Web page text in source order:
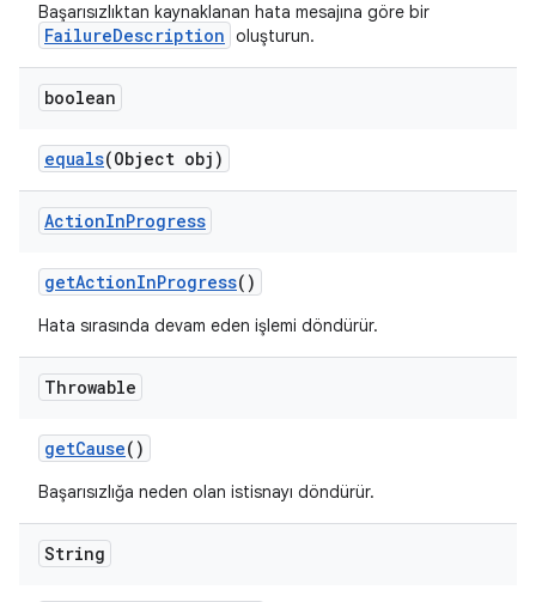
Başarısızlıktan kaynaklanan hata mesajına göre bir
FailureDescription oluşturun.
boolean
equals(Object obj)
ActionInProgress
getActionInProgress()
Hata sırasında devam eden işlemi döndürür.
Throwable
getCause()
Başarısızlığa neden olan istisnayı döndürür.
String